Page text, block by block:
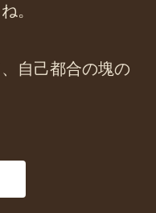
。
自己都合の塊の